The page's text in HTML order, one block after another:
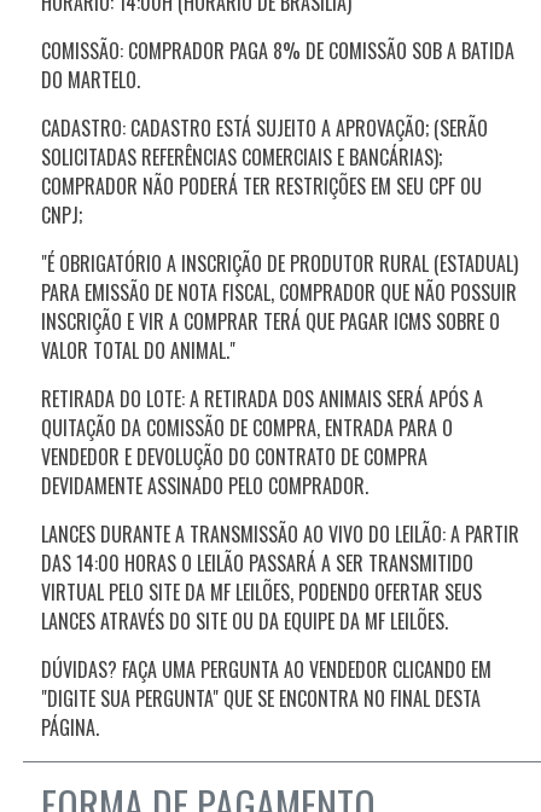
COMISSÃO: COMPRADOR PAGA 8% DE COMISSÃO SOB A BATIDA
DO MARTELO.
CADASTRO: CADASTRO ESTÁ SUJEITO A APROVAÇÃO; (SERÃO
SOLICITADAS REFERÊNCIAS COMERCIAIS E BANCÁRIAS);
COMPRADOR NÃO PODERÁ TER RESTRIÇÕES EM SEU CPF OU
CNPJ;
"É OBRIGATÓRIO A INSCRIÇÃO DE PRODUTOR RURAL (ESTADUAL)
PARA EMISSÃO DE NOTA FISCAL, COMPRADOR QUE NÃO POSSUIR
INSCRIÇÃO E VIR A COMPRAR TERÁ QUE PAGAR ICMS SOBRE O
VALOR TOTAL DO ANIMAL."
RETIRADA DO LOTE: A RETIRADA DOS ANIMAIS SERÁ APÓS A
QUITAÇÃO DA COMISSÃO DE COMPRA, ENTRADA PARA O
VENDEDOR E DEVOLUÇÃO DO CONTRATO DE COMPRA
DEVIDAMENTE ASSINADO PELO COMPRADOR.
LANCES DURANTE A TRANSMISSÃO AO VIVO DO LEILÃO: A PARTIR
DAS 14:00 HORAS O LEILÃO PASSARÁ A SER TRANSMITIDO
VIRTUAL PELO SITE DA MF LEILÕES, PODENDO OFERTAR SEUS
LANCES ATRAVÉS DO SITE OU DA EQUIPE DA MF LEILÕES.
DÚVIDAS? FAÇA UMA PERGUNTA AO VENDEDOR CLICANDO EM
"DIGITE SUA PERGUNTA" QUE SE ENCONTRA NO FINAL DESTA
PÁGINA.